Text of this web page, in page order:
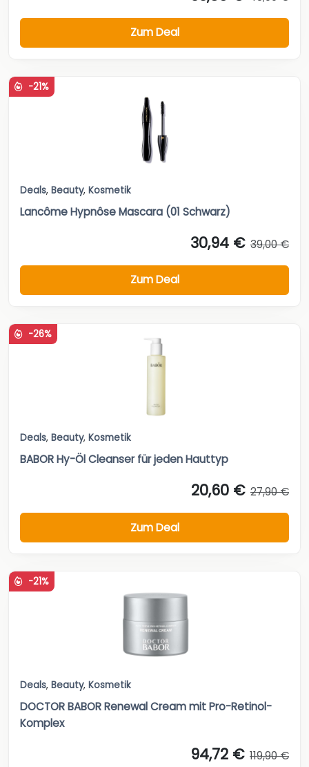
Zum Deal
-21%
Deals, Beauty, Kosmetik
Lancôme Hypnôse Mascara (01 Schwarz)
30,94 € 39,00 €
Zum Deal
-26%
Deals, Beauty, Kosmetik
BABOR Hy-Öl Cleanser für jeden Hauttyp
20,60 € 27,90 €
Zum Deal
-21%
Deals, Beauty, Kosmetik
DOCTOR BABOR Renewal Cream mit Pro-Retinol-
Komplex
94,72 € 119,90 €